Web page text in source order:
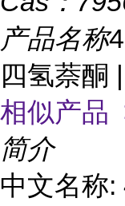
产品名称
四氢萘酮
相似产品
简介
中文名称: